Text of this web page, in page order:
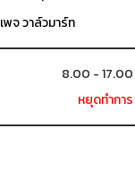
พจ วาล์วมาร์ท
8.00 - 17.00
หยุดทำการ